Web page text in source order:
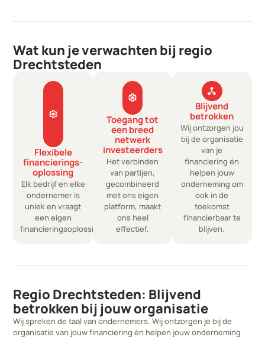
Wat kun je verwachten bij regio
Drechtsteden
settings
Flexibele
financierings­
oplossing
Elk bedrijf en elke
ondernemer is
uniek en vraagt
een eigen
financieringsoplossing
settings
Toegang tot
een breed
netwerk
investeerders​
Het verbinden
van partijen,
gecombineerd
met ons eigen
platform, maakt
ons heel
effectief.
network_node
Blijvend
betrokken
Wij ontzorgen jou
bij de organisatie
van je
financiering én
helpen jouw
onderneming om
ook in de
toekomst
financierbaar te
blijven.
Regio Drechtsteden: Blijvend
betrokken bij jouw organisatie
Wij spreken de taal van ondernemers. Wij ontzorgen je bij de
organisatie van jouw financiering én helpen jouw onderneming